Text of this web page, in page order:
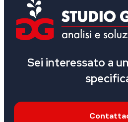
Sei interessato a